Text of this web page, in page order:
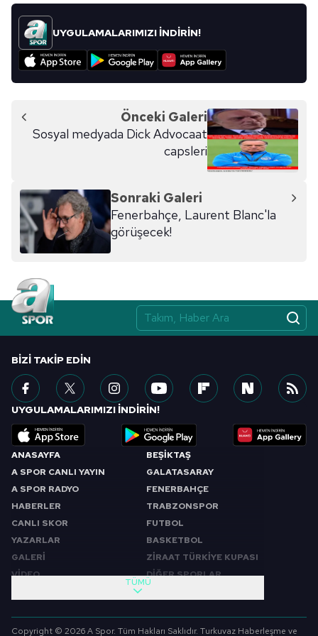
UYGULAMALARIMIZI İNDİRİN!
Önceki Galeri
Sosyal medyada Dick Advocaat
capsleri
Sonraki Galeri
Fenerbahçe, Laurent Blanc'la
görüşecek!
ANASAYFA
A SPOR CANLI YAYIN
A SPOR RADYO
HABERLER
CANLI SKOR
YAZARLAR
GALERİ
VİDEO
BEŞİKTAŞ
GALATASARAY
FENERBAHÇE
TRABZONSPOR
FUTBOL
BASKETBOL
ZİRAAT TÜRKİYE KUPASI
DİĞER SPORLAR
SABAH SPORU
FUTBOL
TÜMÜ
BIZI TAKIP EDIN
UYGULAMALARIMIZI İNDİRİN!
Copyright © 2026 A Spor. Tüm Hakları Saklıdır. Turkuvaz Haberleşme ve